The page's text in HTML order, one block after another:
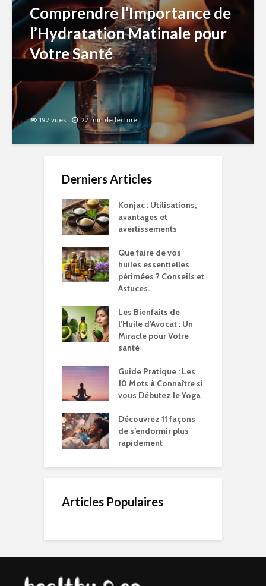
Comprendre l’Importance de
l’Hydratation Matinale pour
Votre Santé
192 vues 22 min de lecture
Derniers Articles
Konjac : Utilisations,
avantages et
avertissements
Que faire de vos
huiles essentielles
périmées ? Conseils et
Astuces.
Les Bienfaits de
l’Huile d’Avocat : Un
Miracle pour Votre
santé
Guide Pratique : Les
10 Mots à Connaître si
vous Débutez le Yoga
Découvrez 11 façons
de s’endormir plus
rapidement
Articles Populaires